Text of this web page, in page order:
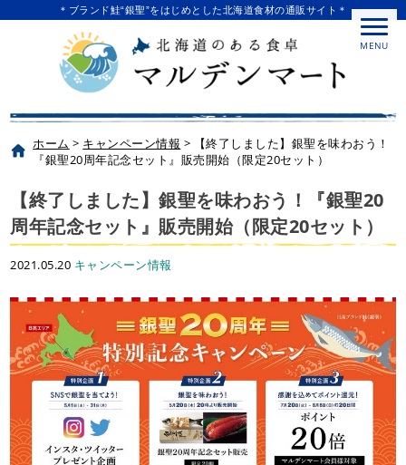
＊ブランド鮭“銀聖”をはじめとした北海道食材の通販サイト＊
MENU
ホーム > キャンペーン情報 >
【終了しました】銀聖を味わおう！
『銀聖20周年記念セット』販売開始（限定20セット）
【終了しました】銀聖を味わおう！『銀聖20
周年記念セット』販売開始（限定20セット）
2021.05.20 キャンペーン情報